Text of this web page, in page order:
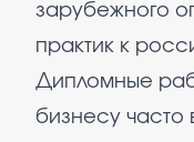
зарубежного
практик к
Дипломные
бизнесу часто